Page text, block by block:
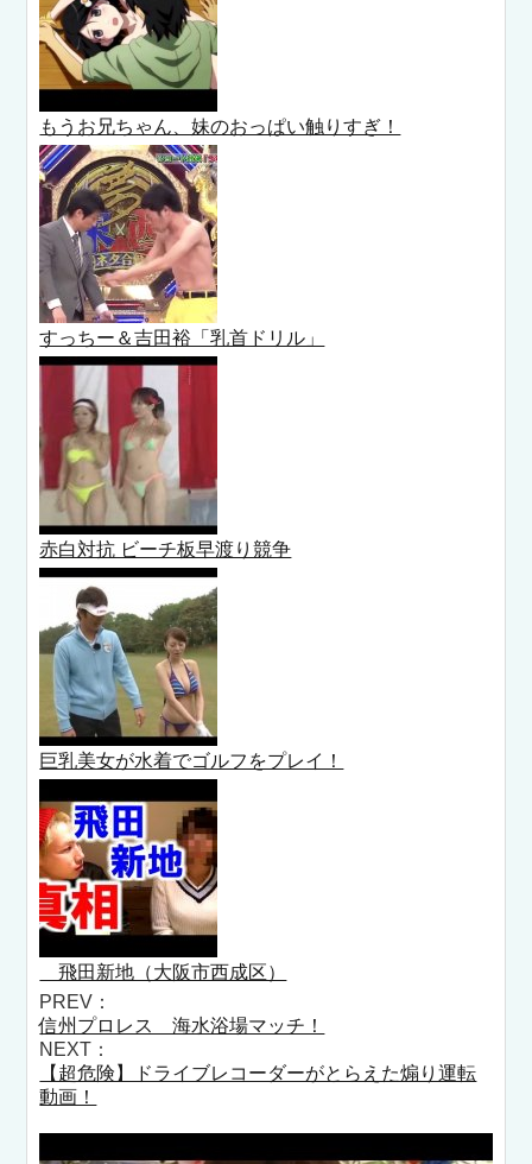
もうお兄ちゃん、妹のおっぱい触りすぎ！
すっちー＆吉田裕「乳首ドリル」
赤白対抗 ビーチ板早渡り競争
巨乳美女が水着でゴルフをプレイ！
飛田新地（大阪市西成区）
PREV：
信州プロレス 海水浴場マッチ！
NEXT：
【超危険】ドライブレコーダーがとらえた煽り運転
動画！